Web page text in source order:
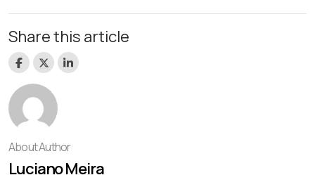
Share this article
About Author
Luciano Meira